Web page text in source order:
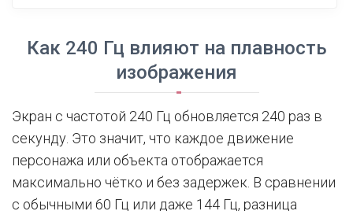
Как 240 Гц влияют на плавность
изображения
Экран с частотой 240 Гц обновляется 240 раз в
секунду. Это значит, что каждое движение
персонажа или объекта отображается
максимально чётко и без задержек. В сравнении
с обычными 60 Гц или даже 144 Гц, разница